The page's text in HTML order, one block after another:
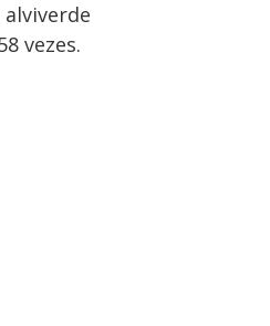
vezes.